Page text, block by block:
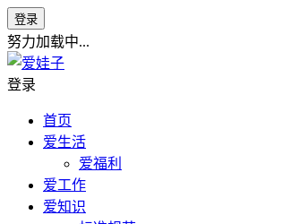
登录
努力加载中...
登录
首页
爱生活
爱福利
爱工作
爱知识